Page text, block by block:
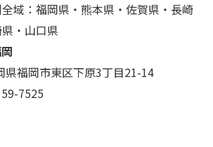
域：福岡県・熊本県・佐賀県・長崎
・山口県
福岡市東区下原3丁目21-14
7525